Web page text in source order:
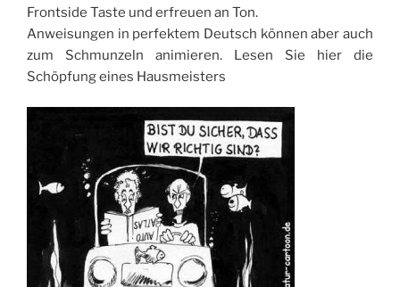
Frontside Taste und erfreuen an Ton.
Anweisungen in perfektem Deutsch können aber auch
zum Schmunzeln animieren. Lesen Sie hier die
Schöpfung eines Hausmeisters